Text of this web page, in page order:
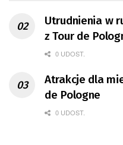
Utrudnienia w
z Tour de
0 UDOST.
Atrakcje dla
de Pologne
0 UDOST.